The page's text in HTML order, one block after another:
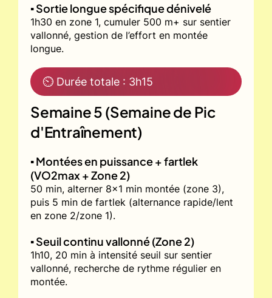
▪️ Sortie longue spécifique dénivelé
1h30 en zone 1, cumuler 500 m+ sur sentier
vallonné, gestion de l’effort en montée
longue.
⏲ Durée totale : 3h15
Semaine 5 (Semaine de Pic
d'Entraînement)
▪️ Montées en puissance + fartlek
(VO2max + Zone 2)
50 min, alterner 8x1 min montée (zone 3),
puis 5 min de fartlek (alternance rapide/lent
en zone 2/zone 1).
▪️ Seuil continu vallonné (Zone 2)
1h10, 20 min à intensité seuil sur sentier
vallonné, recherche de rythme régulier en
montée.